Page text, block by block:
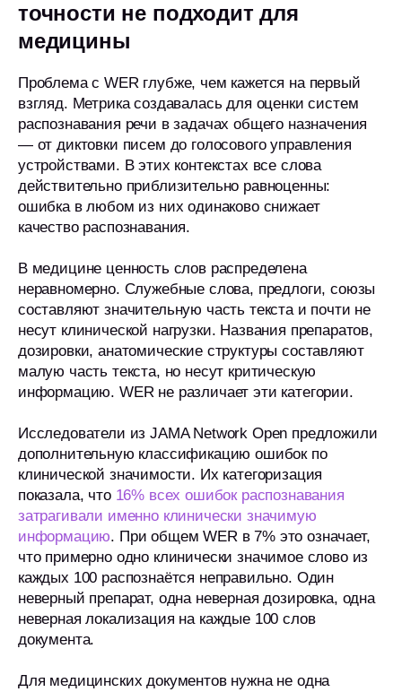
точности не подходит для
медицины
Проблема с WER глубже, чем кажется на первый
взгляд. Метрика создавалась для оценки систем
распознавания речи в задачах общего назначения
— от диктовки писем до голосового управления
устройствами. В этих контекстах все слова
действительно приблизительно равноценны:
ошибка в любом из них одинаково снижает
качество распознавания.
В медицине ценность слов распределена
неравномерно. Служебные слова, предлоги, союзы
составляют значительную часть текста и почти не
несут клинической нагрузки. Названия препаратов,
дозировки, анатомические структуры составляют
малую часть текста, но несут критическую
информацию. WER не различает эти категории.
Исследователи из JAMA Network Open предложили
дополнительную классификацию ошибок по
клинической значимости. Их категоризация
показала, что 16% всех ошибок распознавания
затрагивали именно клинически значимую
информацию. При общем WER в 7% это означает,
что примерно одно клинически значимое слово из
каждых 100 распознаётся неправильно. Один
неверный препарат, одна неверная дозировка, одна
неверная локализация на каждые 100 слов
документа.
Для медицинских документов нужна не одна